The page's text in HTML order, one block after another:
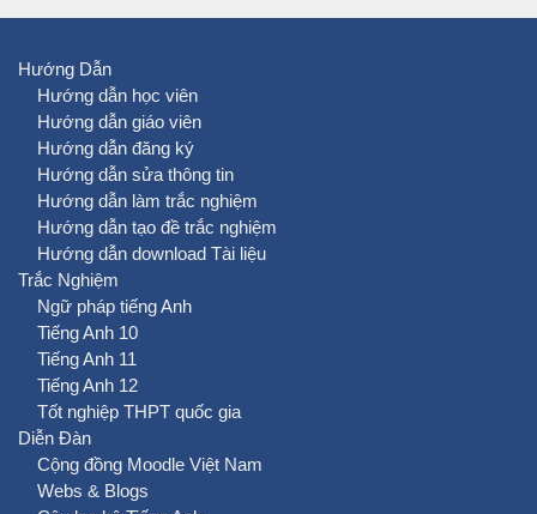
Hướng Dẫn
Hướng dẫn học viên
Hướng dẫn giáo viên
Hướng dẫn đăng ký
Hướng dẫn sửa thông tin
Hướng dẫn làm trắc nghiệm
Hướng dẫn tạo đề trắc nghiệm
Hướng dẫn download Tài liệu
Trắc Nghiệm
Ngữ pháp tiếng Anh
Tiếng Anh 10
Tiếng Anh 11
Tiếng Anh 12
Tốt nghiệp THPT quốc gia
Diễn Đàn
Cộng đồng Moodle Việt Nam
Webs & Blogs